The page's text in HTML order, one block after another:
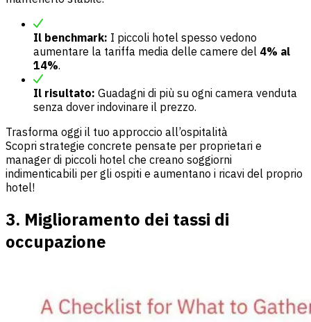
Il benchmark: I piccoli hotel spesso vedono
aumentare la tariffa media delle camere del 4% al
14%.
Il risultato: Guadagni di più su ogni camera venduta
senza dover indovinare il prezzo.
Trasforma oggi il tuo approccio all’ospitalità
Scopri strategie concrete pensate per proprietari e
manager di piccoli hotel che creano soggiorni
indimenticabili per gli ospiti e aumentano i ricavi del proprio
hotel!
3. Miglioramento dei tassi di
occupazione